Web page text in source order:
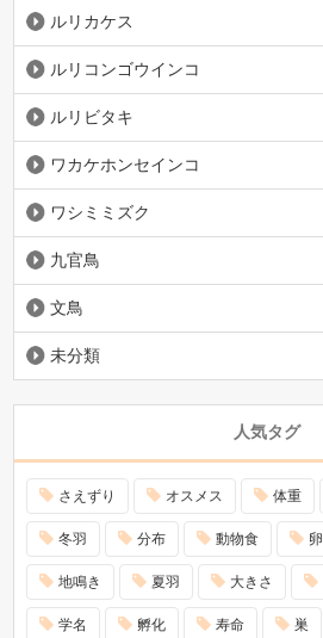
ルリカケス
ルリコンゴウインコ
ルリビタキ
ワカケホンセインコ
ワシミミズク
九官鳥
文鳥
未分類
人気タグ
さえずり オスメス 体重
冬羽 分布 動物食 卵
地鳴き 夏羽 大きさ
学名 孵化 寿命 巣